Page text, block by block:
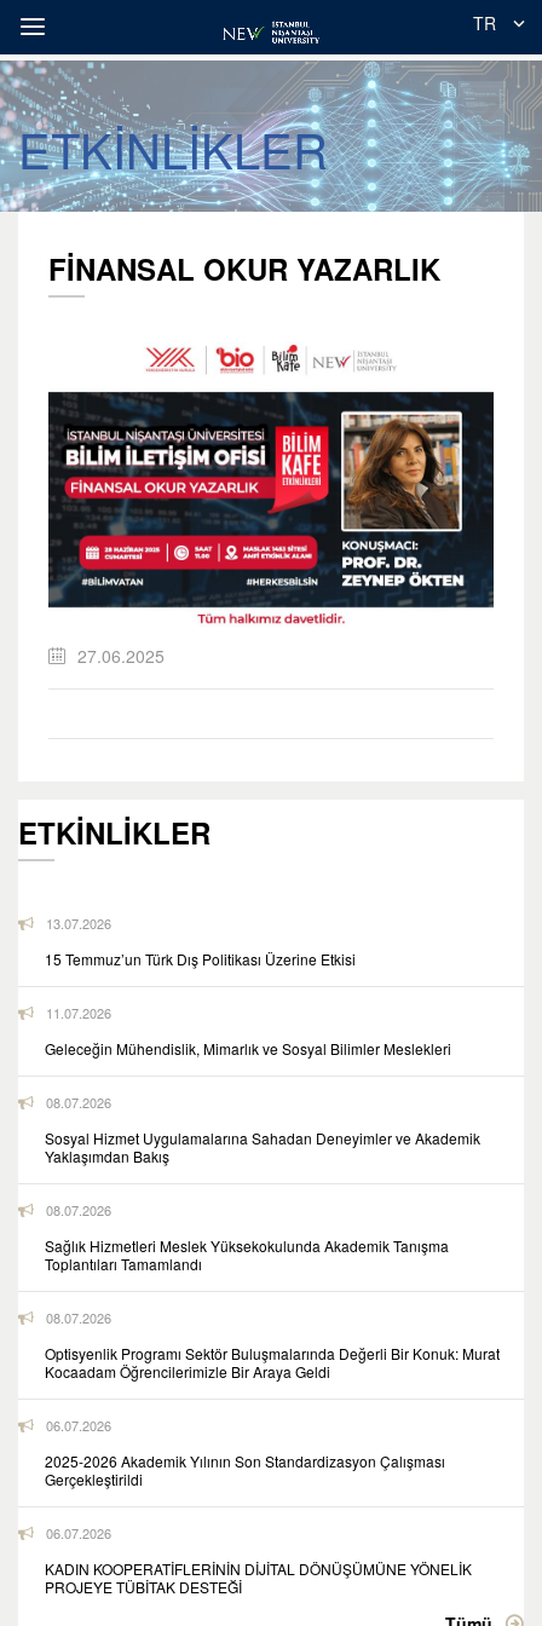
TR
ETKİNLİKLER
FİNANSAL OKUR YAZARLIK
27.06.2025
ETKİNLİKLER
13.07.2026
15 Temmuz’un Türk Dış Politikası Üzerine Etkisi
11.07.2026
Geleceğin Mühendislik, Mimarlık ve Sosyal Bilimler Meslekleri
08.07.2026
Sosyal Hizmet Uygulamalarına Sahadan Deneyimler ve Akademik
Yaklaşımdan Bakış
08.07.2026
Sağlık Hizmetleri Meslek Yüksekokulunda Akademik Tanışma
Toplantıları Tamamlandı
08.07.2026
Optisyenlik Programı Sektör Buluşmalarında Değerli Bir Konuk: Murat
Kocaadam Öğrencilerimizle Bir Araya Geldi
06.07.2026
2025-2026 Akademik Yılının Son Standardizasyon Çalışması
Gerçekleştirildi
06.07.2026
KADIN KOOPERATİFLERİNİN DİJİTAL DÖNÜŞÜMÜNE YÖNELİK
PROJEYE TÜBİTAK DESTEĞİ